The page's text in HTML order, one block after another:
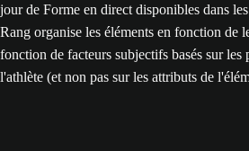
jour de Forme en direct disponibles dans
Rang organise les éléments en fonction de
fonction de facteurs subjectifs basés sur les
l'athlète (et non pas sur les attributs de